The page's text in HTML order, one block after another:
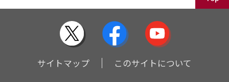
サイトマップ このサイトについて